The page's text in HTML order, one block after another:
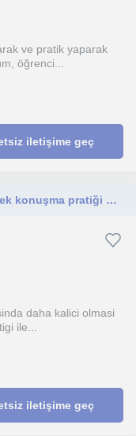
ve pratik yaparak
öğrenci...
iletişime geç
Öğrencilerime gerek sınav desteği gerek konuşma pratiği bunları uygun fiyatlarla eğlendirerek anlatıyorum
daha kalici olmasi
ile...
iletişime geç